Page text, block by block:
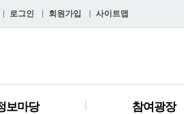
로그인 회원가입 사이트맵
보마당 참여광장